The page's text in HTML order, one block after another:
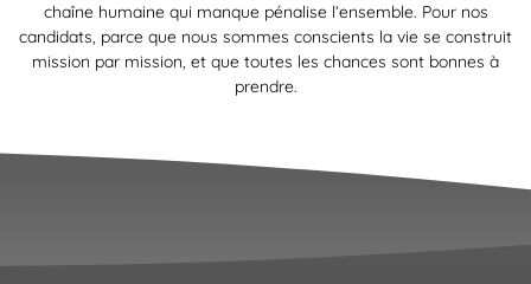
chaîne humaine qui manque pénalise l’ensemble. Pour nos
candidats, parce que nous sommes conscients la vie se construit
mission par mission, et que toutes les chances sont bonnes à
prendre.